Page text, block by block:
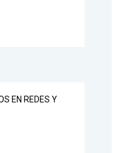
EN REDES Y